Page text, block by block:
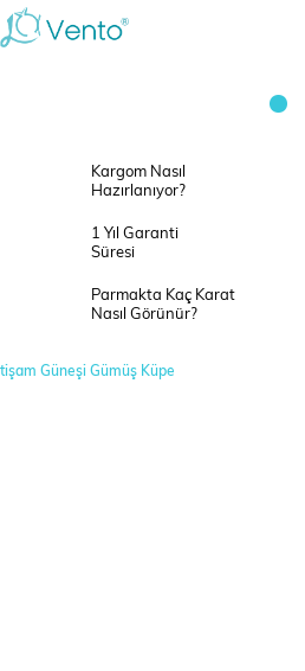
Kargom Nasıl
Hazırlanıyor?
1 Yıl Garanti
Süresi
Parmakta Kaç Karat
Nasıl Görünür?
Güneşi Gümüş Küpe